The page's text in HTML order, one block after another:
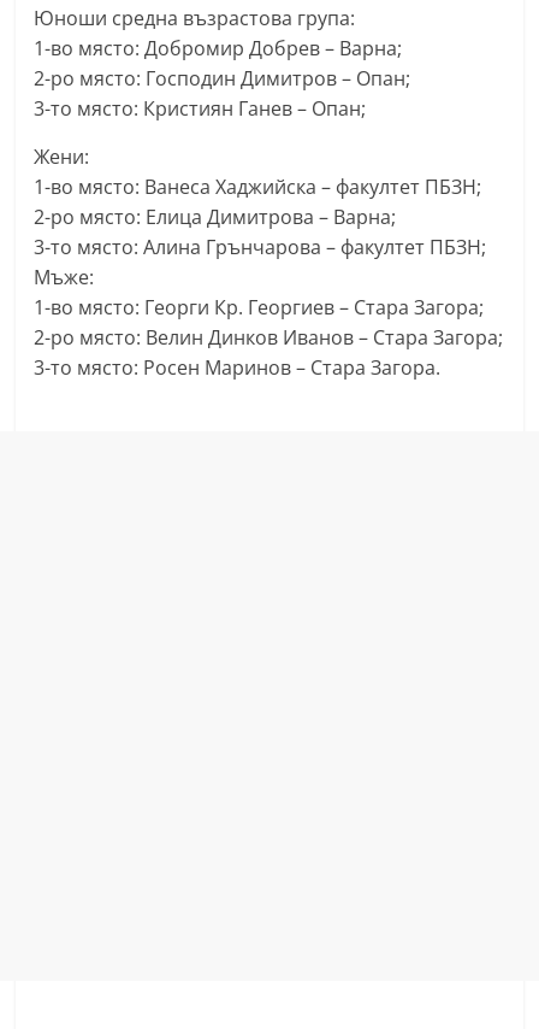
Юноши средна възрастова група:
1-во място: Добромир Добрев – Варна;
2-ро място: Господин Димитров – Опан;
3-то място: Кристиян Ганев – Опан;
Жени:
1-во място: Ванеса Хаджийска – факултет ПБЗН;
2-ро място: Елица Димитрова – Варна;
3-то място: Алина Грънчарова – факултет ПБЗН;
Мъже:
1-во място: Георги Кр. Георгиев – Стара Загора;
2-ро място: Велин Динков Иванов – Стара Загора;
3-то място: Росен Маринов – Стара Загора.